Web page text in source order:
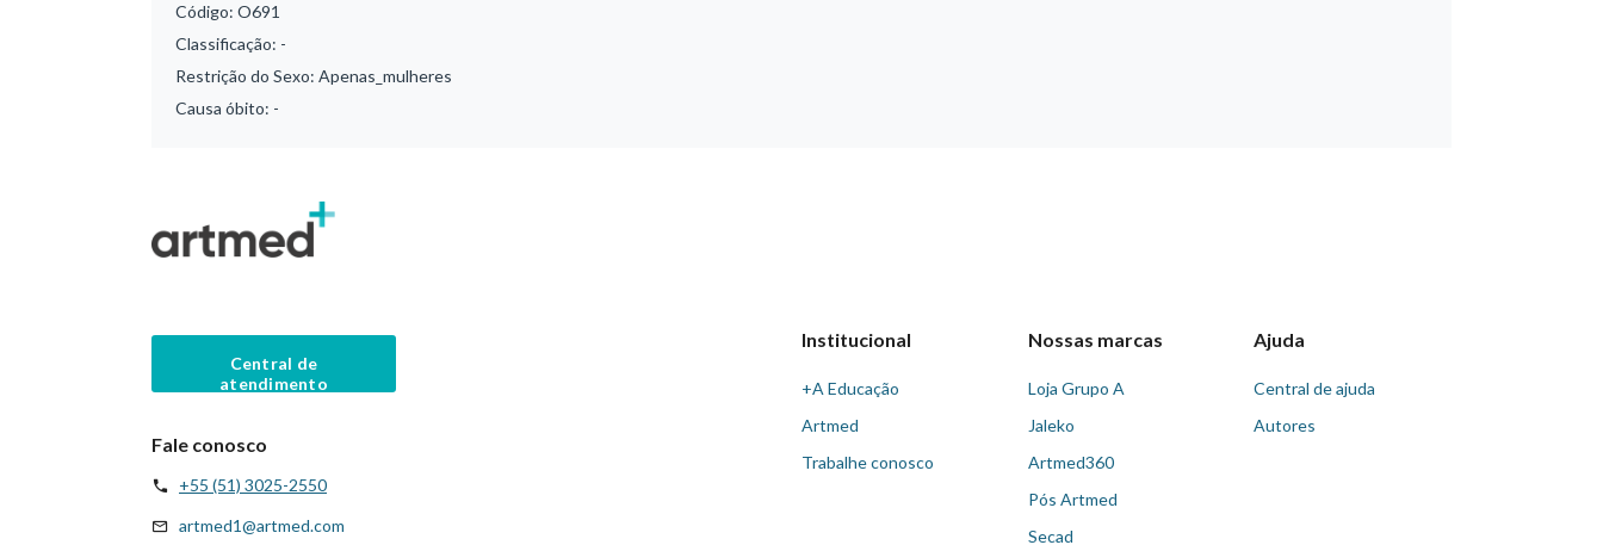
Código: O691
Classificação: -
Restrição do Sexo: Apenas_mulheres
Causa óbito: -
Central de
atendimento
Fale conosco
+55 (51) 3025-2550
artmed1@artmed.com
Institucional
+A Educação
Artmed
Trabalhe conosco
Nossas marcas
Loja Grupo A
Jaleko
Artmed360
Pós Artmed
Secad
Ajuda
Central de ajuda
Autores